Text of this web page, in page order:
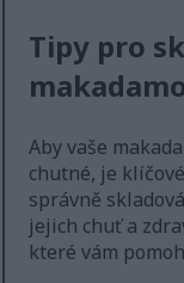
Tipy pro
Aby vaše
chutné, je
správně
jejich chuť a
které vám